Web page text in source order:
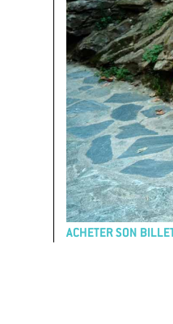
ACHETER SON